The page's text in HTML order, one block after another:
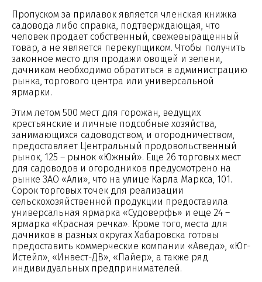
Пропуском за прилавок является членская книжка
садовода либо справка, подтверждающая, что
человек продает собственный, свежевыращенный
товар, а не является перекупщиком. Чтобы получить
законное место для продажи овощей и зелени,
дачникам необходимо обратиться в администрацию
рынка, торгового центра или универсальной
ярмарки.
Этим летом 500 мест для горожан, ведущих
крестьянские и личные подсобные хозяйства,
занимающихся садоводством, и огородничеством,
предоставляет Центральный продовольственный
рынок, 125 – рынок «Южный». Еще 26 торговых мест
для садоводов и огородников предусмотрено на
рынке ЗАО «Али», что на улице Карла Маркса, 101.
Сорок торговых точек для реализации
сельскохозяйственной продукции предоставила
универсальная ярмарка «Судоверфь» и еще 24 –
ярмарка «Красная речка». Кроме того, места для
дачников в разных округах Хабаровска готовы
предоставить коммерческие компании «Аведа», «Юг-
Истейл», «Инвест-ДВ», «Пайер», а также ряд
индивидуальных предпринимателей.